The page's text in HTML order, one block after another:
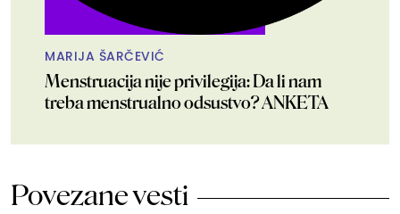
MARIJA ŠARČEVIĆ
Menstruacija nije privilegija: Da li nam
treba menstrualno odsustvo? ANKETA
Povezane vesti